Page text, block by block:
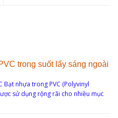
trong suốt lấy sáng ngoài
Bạt nhựa trong PVC (Polyvinyl
sử dụng rộng rãi cho nhiều mục